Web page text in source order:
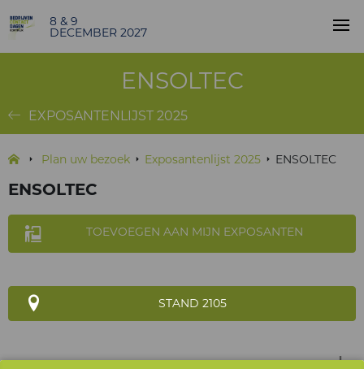
8 & 9
DECEMBER 2027
ENSOLTEC
EXPOSANTENLIJST 2025
Plan uw bezoek Exposantenlijst 2025 ENSOLTEC
ENSOLTEC
TOEVOEGEN AAN MIJN EXPOSANTEN
STAND 2105